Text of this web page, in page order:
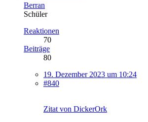
Berran
Schüler
Reaktionen
70
Beiträge
80
19. Dezember 2023 um 10:24
#840
Zitat von DickerOrk